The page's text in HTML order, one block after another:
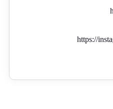
https://